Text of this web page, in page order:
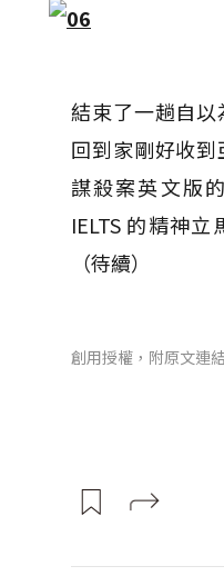
結束了一趟自以
回到家剛好收
謀殺案英文版
IELTS 的精神
（待續）
創用授權，附原文連